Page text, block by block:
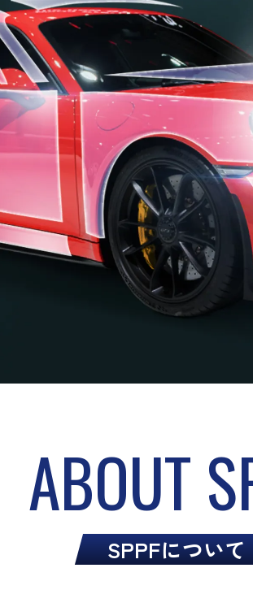
ABOUT
SPPFについて